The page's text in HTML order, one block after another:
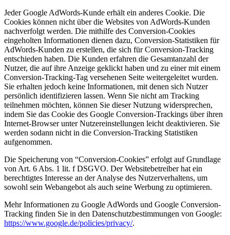
Jeder Google AdWords-Kunde erhält ein anderes Cookie. Die
Cookies können nicht über die Websites von AdWords-Kunden
nachverfolgt werden. Die mithilfe des Conversion-Cookies
eingeholten Informationen dienen dazu, Conversion-Statistiken für
AdWords-Kunden zu erstellen, die sich für Conversion-Tracking
entschieden haben. Die Kunden erfahren die Gesamtanzahl der
Nutzer, die auf ihre Anzeige geklickt haben und zu einer mit einem
Conversion-Tracking-Tag versehenen Seite weitergeleitet wurden.
Sie erhalten jedoch keine Informationen, mit denen sich Nutzer
persönlich identifizieren lassen. Wenn Sie nicht am Tracking
teilnehmen möchten, können Sie dieser Nutzung widersprechen,
indem Sie das Cookie des Google Conversion-Trackings über ihren
Internet-Browser unter Nutzereinstellungen leicht deaktivieren. Sie
werden sodann nicht in die Conversion-Tracking Statistiken
aufgenommen.
Die Speicherung von “Conversion-Cookies” erfolgt auf Grundlage
von Art. 6 Abs. 1 lit. f DSGVO. Der Websitebetreiber hat ein
berechtigtes Interesse an der Analyse des Nutzerverhaltens, um
sowohl sein Webangebot als auch seine Werbung zu optimieren.
Mehr Informationen zu Google AdWords und Google Conversion-
Tracking finden Sie in den Datenschutzbestimmungen von Google:
https://www.google.de/policies/privacy/.